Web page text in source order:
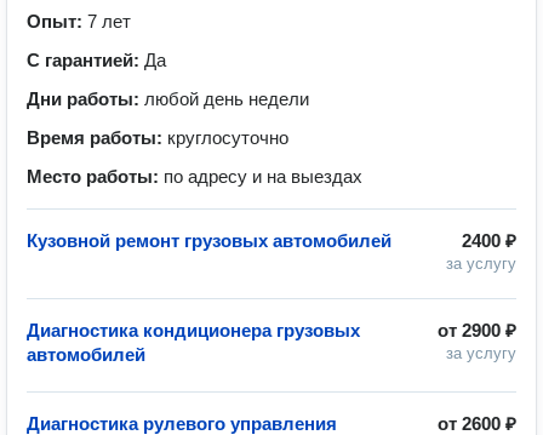
Опыт: 7 лет
С гарантией: Да
Дни работы: любой день недели
Время работы: круглосуточно
Место работы: по адресу и на выездах
2400 ₽
за услугу
Кузовной ремонт грузовых автомобилей
от 2900 ₽
за услугу
Диагностика кондиционера грузовых
автомобилей
от 2600 ₽
Диагностика рулевого управления